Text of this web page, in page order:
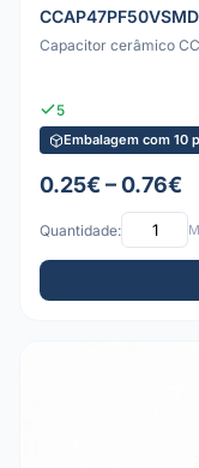
Capacitor cerâmico
5
Embalagem com 10
0.25€ – 0.76€
Quantidade: